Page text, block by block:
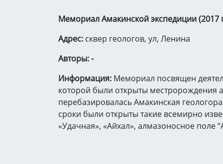
Мемориал Амакинской экспедиции (2017
Адрес: сквер геологов, ул, Ленина
Авторы: -
Информация: Мемориал посвящен
которой были открыты местророждения
перебазировалась Амакинская
сроки были открыты такие всемирно
«Удачная», «Айхал», алмазоносное поле